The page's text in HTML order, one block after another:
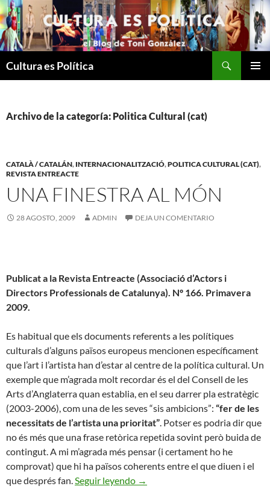
Saltar
al
contenido
Cultura es Política
Archivo de la categoría: Politica Cultural (cat)
CATALÀ / CATALÁN, INTERNACIONALITZACIÓ,POLITICA CULTURAL (CAT),
REVISTA ENTREACTE
UNA FINESTRA AL MÓN
28 AGOSTO, 2009 ADMIN DEJA UN COMENTARIO
Publicat a la Revista Entreacte (Associació d’Actors i
Directors Professionals de Catalunya). Nº 166. Primavera
2009.
Es habitual que els documents referents a les polítiques
culturals d’alguns països europeus mencionen específicament
que l’art i l’artista han d’estar al centre de la política cultural. Un
exemple que m’agrada molt recordar és el del Consell de les
Arts d’Anglaterra quan establia, en el seu darrer pla estratègic
(2003-2006), com una de les seves “sis ambicions”: “fer de les
necessitats de l’artista una prioritat”. Potser es podria dir que
no és més que una frase retòrica repetida sovint però buida de
contingut. A mi m’agrada més pensar (i certament ho he
comprovat) que hi ha països coherents entre el que diuen i el
que després fan.Seguir leyendo Una Finestra al Món
→